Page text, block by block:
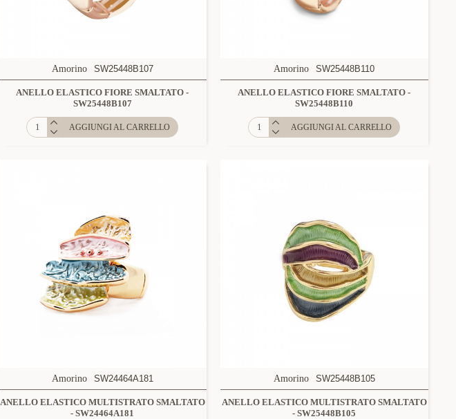
Amorino SW25448B107
ANELLO ELASTICO FIORE SMALTATO -
SW25448B107
AGGIUNGI AL CARRELLO
Amorino SW25448B110
ANELLO ELASTICO FIORE SMALTATO -
SW25448B110
AGGIUNGI AL CARRELLO
Amorino SW24464A181
ANELLO ELASTICO MULTISTRATO SMALTATO
- SW24464A181
Amorino SW25448B105
ANELLO ELASTICO MULTISTRATO SMALTATO
- SW25448B105